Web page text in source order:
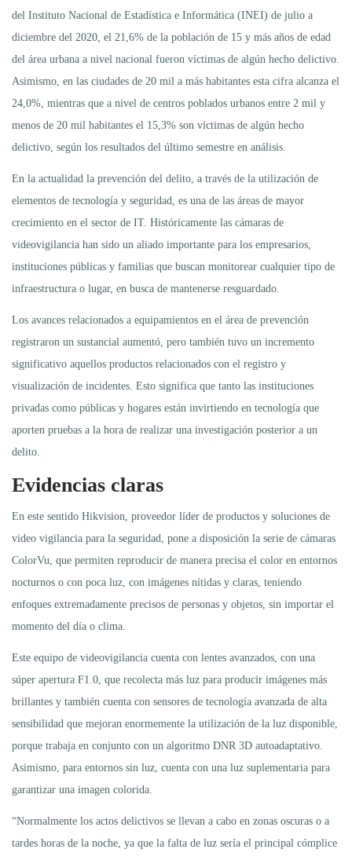
del Instituto Nacional de Estadística e Informática (INEI) de julio a
diciembre del 2020, el 21,6% de la población de 15 y más años de edad
del área urbana a nivel nacional fueron víctimas de algún hecho delictivo.
Asimismo, en las ciudades de 20 mil a más habitantes esta cifra alcanza el
24,0%, mientras que a nivel de centros poblados urbanos entre 2 mil y
menos de 20 mil habitantes el 15,3% son víctimas de algún hecho
delictivo, según los resultados del último semestre en análisis.
En la actualidad la prevención del delito, a través de la utilización de
elementos de tecnología y seguridad, es una de las áreas de mayor
crecimiento en el sector de IT. Históricamente las cámaras de
videovigilancia han sido un aliado importante para los empresarios,
instituciones públicas y familias que buscan monitorear cualquier tipo de
infraestructura o lugar, en busca de mantenerse resguardado.
Los avances relacionados a equipamientos en el área de prevención
registraron un sustancial aumentó, pero también tuvo un incremento
significativo aquellos productos relacionados con el registro y
visualización de incidentes. Esto significa que tanto las instituciones
privadas como públicas y hogares están invirtiendo en tecnología que
aporten pruebas a la hora de realizar una investigación posterior a un
delito.
Evidencias claras
En este sentido Hikvision, proveedor líder de productos y soluciones de
video vigilancia para la seguridad, pone a disposición la serie de cámaras
ColorVu, que permiten reproducir de manera precisa el color en entornos
nocturnos o con poca luz, con imágenes nítidas y claras, teniendo
enfoques extremadamente precisos de personas y objetos, sin importar el
momento del día o clima.
Este equipo de videovigilancia cuenta con lentes avanzados, con una
súper apertura F1.0, que recolecta más luz para producir imágenes más
brillantes y también cuenta con sensores de tecnología avanzada de alta
sensibilidad que mejoran enormemente la utilización de la luz disponible,
porque trabaja en conjunto con un algoritmo DNR 3D autoadaptativo.
Asimismo, para entornos sin luz, cuenta con una luz suplementaria para
garantizar una imagen colorida.
“Normalmente los actos delictivos se llevan a cabo en zonas oscuras o a
tardes horas de la noche, ya que la falta de luz sería el principal cómplice